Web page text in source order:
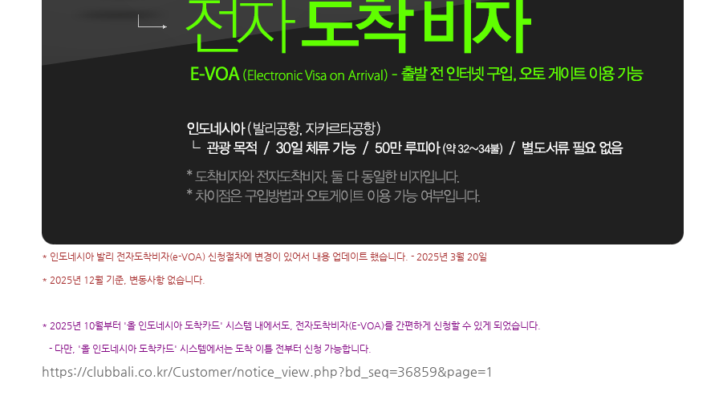
* 인도네시아 발리 전자도착비자(e-VOA) 신청절차에 변경이 있어서 내용 업데이트 했습니다. - 2025년 3월 20일
* 2025년 12월 기준, 변동사항 없습니다.
* 2025년 10월부터 '올 인도네시아 도착카드' 시스템 내에서도, 전자도착비자(E-VOA)를 간편하게 신청할 수 있게 되었습니다.
- 다만, '올 인도네시아 도착카드' 시스템에서는 도착 이틀 전부터 신청 가능합니다.
https://clubbali.co.kr/Customer/notice_view.php?bd_seq=36859&page=1